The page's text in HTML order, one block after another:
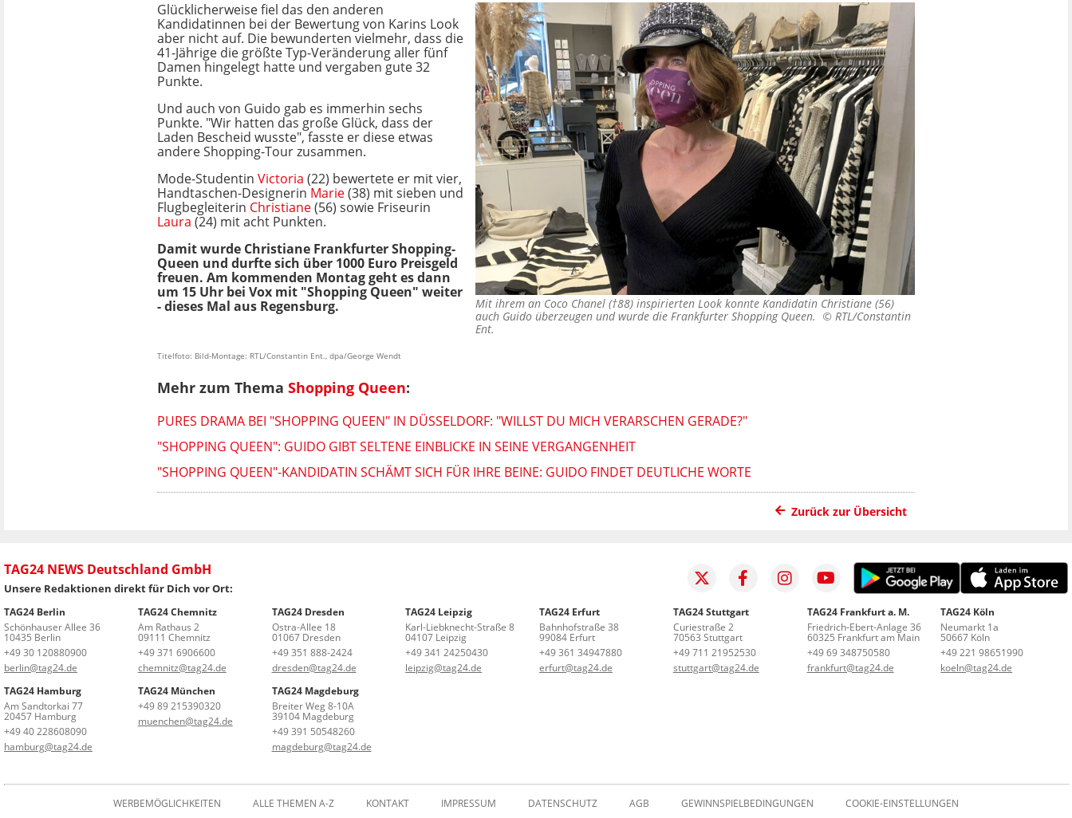
Mit ihrem an Coco Chanel (†88) inspirierten Look konnte Kandidatin Christiane (56)
auch Guido überzeugen und wurde die Frankfurter Shopping Queen. © RTL/Constantin
Ent.
Glücklicherweise fiel das den anderen
Kandidatinnen bei der Bewertung von Karins Look
aber nicht auf. Die bewunderten vielmehr, dass die
41-Jährige die größte Typ-Veränderung aller fünf
Damen hingelegt hatte und vergaben gute 32
Punkte.
Und auch von Guido gab es immerhin sechs
Punkte. "Wir hatten das große Glück, dass der
Laden Bescheid wusste", fasste er diese etwas
andere Shopping-Tour zusammen.
Mode-Studentin Victoria (22) bewertete er mit vier,
Handtaschen-Designerin Marie(38) mit sieben und
Flugbegleiterin Christiane(56) sowie Friseurin
Laura (24) mit acht Punkten.
Damit wurde Christiane Frankfurter Shopping-
Queen und durfte sich über 1000 Euro Preisgeld
freuen. Am kommenden Montag geht es dann
um 15 Uhr bei Vox mit "Shopping Queen" weiter
- dieses Mal aus Regensburg.
Titelfoto: Bild-Montage: RTL/Constantin Ent., dpa/George Wendt
Mehr zum Thema Shopping Queen:
PURES DRAMA BEI "SHOPPING QUEEN" IN DÜSSELDORF: "WILLST DU MICH VERARSCHEN GERADE?"
"SHOPPING QUEEN": GUIDO GIBT SELTENE EINBLICKE IN SEINE VERGANGENHEIT
"SHOPPING QUEEN"-KANDIDATIN SCHÄMT SICH FÜR IHRE BEINE: GUIDO FINDET DEUTLICHE WORTE
Zurück zur Übersicht
TAG24 NEWS Deutschland GmbH
Unsere Redaktionen direkt für Dich vor Ort:
TAG24 Berlin
Schönhauser Allee 36
10435 Berlin
+49 30 120880900
berlin@tag24.de
TAG24 Chemnitz
Am Rathaus 2
09111 Chemnitz
+49 371 6906600
chemnitz@tag24.de
TAG24 Dresden
Ostra-Allee 18
01067 Dresden
+49 351 888-2424
dresden@tag24.de
TAG24 Leipzig
Karl-Liebknecht-Straße 8
04107 Leipzig
+49 341 24250430
leipzig@tag24.de
TAG24 Erfurt
Bahnhofstraße 38
99084 Erfurt
+49 361 34947880
erfurt@tag24.de
TAG24 Stuttgart
Curiestraße 2
70563 Stuttgart
+49 711 21952530
stuttgart@tag24.de
TAG24 Frankfurt a. M.
Friedrich-Ebert-Anlage 36
60325 Frankfurt am Main
+49 69 348750580
frankfurt@tag24.de
TAG24 Köln
Neumarkt 1a
50667 Köln
+49 221 98651990
koeln@tag24.de
TAG24 Hamburg
Am Sandtorkai 77
20457 Hamburg
+49 40 228608090
hamburg@tag24.de
TAG24 München
+49 89 215390320
muenchen@tag24.de
TAG24 Magdeburg
Breiter Weg 8-10A
39104 Magdeburg
+49 391 50548260
magdeburg@tag24.de
WERBEMÖGLICHKEITEN ALLE THEMEN A-Z KONTAKT IMPRESSUM DATENSCHUTZ AGB GEWINNSPIELBEDINGUNGEN COOKIE-EINSTELLUNGEN